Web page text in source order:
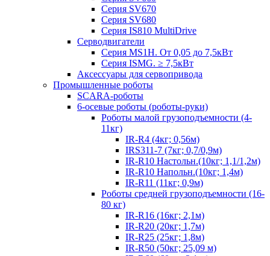
Серия SV670
Серия SV680
Серия IS810 MultiDrive
Серводвигатели
Серия MS1H. От 0,05 до 7,5кВт
Серия ISMG. ≥ 7,5кВт
Аксессуары для сервопривода
Промышленные роботы
SCARA-роботы
6-осевые роботы (роботы-руки)
Роботы малой грузоподъемности (4-
11кг)
IR-R4 (4кг; 0,56м)
IRS311-7 (7кг; 0,7/0,9м)
IR-R10 Настольн.(10кг; 1,1/1,2м)
IR-R10 Напольн.(10кг; 1,4м)
IR-R11 (11кг; 0,9м)
Роботы средней грузоподъемности (16-
80 кг)
IR-R16 (16кг; 2,1м)
IR-R20 (20кг; 1,7м)
IR-R25 (25кг; 1,8м)
IR-R50 (50кг; 25,09 м)